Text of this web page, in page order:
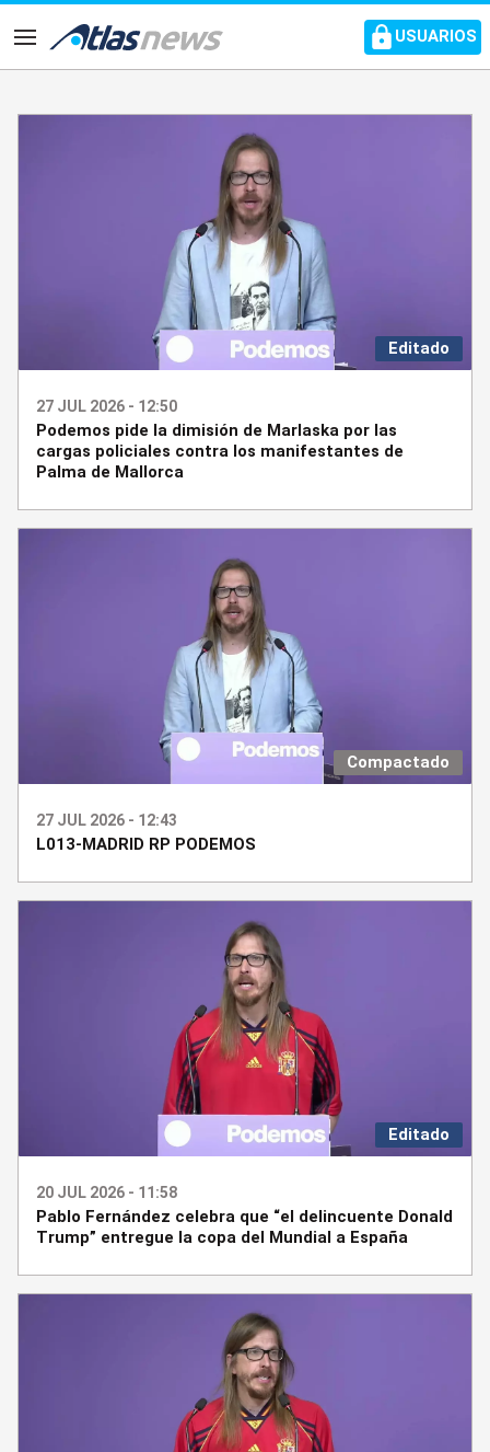
common.go-to-content
Navegación
USUARIOS
Editado
27 JUL 2026 - 12:50
Podemos pide la dimisión de Marlaska por las
cargas policiales contra los manifestantes de
Palma de Mallorca
Compactado
27 JUL 2026 - 12:43
L013-MADRID RP PODEMOS
Editado
20 JUL 2026 - 11:58
Pablo Fernández celebra que “el delincuente Donald
Trump” entregue la copa del Mundial a España